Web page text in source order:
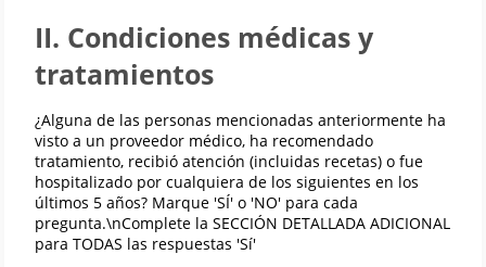
II. Condiciones médicas y
tratamientos
¿Alguna de las personas mencionadas anteriormente ha
visto a un proveedor médico, ha recomendado
tratamiento, recibió atención (incluidas recetas) o fue
hospitalizado por cualquiera de los siguientes en los
últimos 5 años? Marque 'SÍ' o 'NO' para cada
pregunta.\nComplete la SECCIÓN DETALLADA ADICIONAL
para TODAS las respuestas 'Sí'